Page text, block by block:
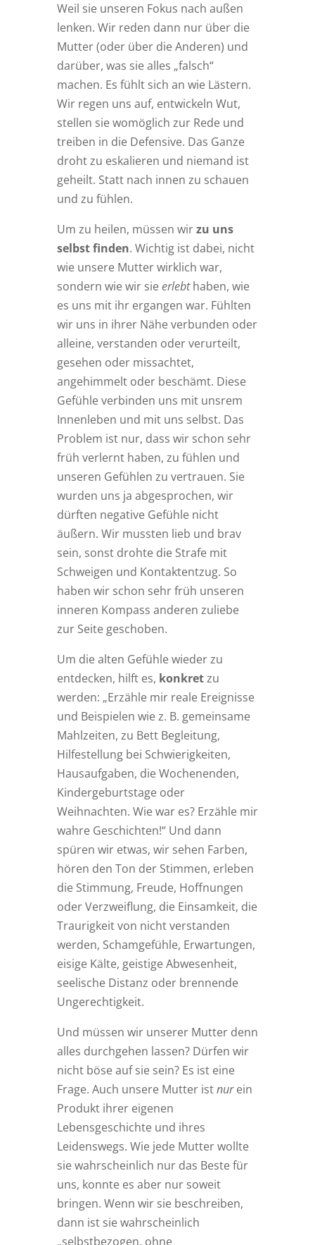
Weil sie unseren Fokus nach außen
lenken. Wir reden dann nur über die
Mutter (oder über die Anderen) und
darüber, was sie alles „falsch“
machen. Es fühlt sich an wie Lästern.
Wir regen uns auf, entwickeln Wut,
stellen sie womöglich zur Rede und
treiben in die Defensive. Das Ganze
droht zu eskalieren und niemand ist
geheilt. Statt nach innen zu schauen
und zu fühlen.
Um zu heilen, müssen wirzu uns
selbst finden. Wichtig ist dabei, nicht
wie unsere Mutter wirklich war,
sondern wie wir sieerlebthaben, wie
es uns mit ihr ergangen war. Fühlten
wir uns in ihrer Nähe verbunden oder
alleine, verstanden oder verurteilt,
gesehen oder missachtet,
angehimmelt oder beschämt. Diese
Gefühle verbinden uns mit unsrem
Innenleben und mit uns selbst. Das
Problem ist nur, dass wir schon sehr
früh verlernt haben, zu fühlen und
unseren Gefühlen zu vertrauen. Sie
wurden uns ja abgesprochen, wir
dürften negative Gefühle nicht
äußern. Wir mussten lieb und brav
sein, sonst drohte die Strafe mit
Schweigen und Kontaktentzug. So
haben wir schon sehr früh unseren
inneren Kompass anderen zuliebe
zur Seite geschoben.
Um die alten Gefühle wieder zu
entdecken, hilft es, konkretzu
werden: „Erzähle mir reale Ereignisse
und Beispielen wie z. B. gemeinsame
Mahlzeiten, zu Bett Begleitung,
Hilfestellung bei Schwierigkeiten,
Hausaufgaben, die Wochenenden,
Kindergeburtstage oder
Weihnachten. Wie war es? Erzähle mir
wahre Geschichten!“ Und dann
spüren wir etwas, wir sehen Farben,
hören den Ton der Stimmen, erleben
die Stimmung, Freude, Hoffnungen
oder Verzweiflung, die Einsamkeit, die
Traurigkeit von nicht verstanden
werden, Schamgefühle, Erwartungen,
eisige Kälte, geistige Abwesenheit,
seelische Distanz oder brennende
Ungerechtigkeit.
Und müssen wir unserer Mutter denn
alles durchgehen lassen? Dürfen wir
nicht böse auf sie sein? Es ist eine
Frage. Auch unsere Mutter istnurein
Produkt ihrer eigenen
Lebensgeschichte und ihres
Leidenswegs. Wie jede Mutter wollte
sie wahrscheinlich nur das Beste für
uns, konnte es aber nur soweit
bringen. Wenn wir sie beschreiben,
dann ist sie wahrscheinlich
„selbstbezogen, ohne